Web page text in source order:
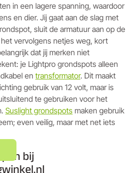
in een lagere spanning, waardoor
en dier. Jij gaat aan de slag met
sluit de armatuur aan op de
vervolgens netjes weg, kort
dat jij merken niet
je Lightpro grondspots alleen
en transformator. Dit maakt
gebruik van 12 volt, maar is
te gebruiken voor het
Suslight grondspots maken gebruik
even veilig, maar met net iets
bij